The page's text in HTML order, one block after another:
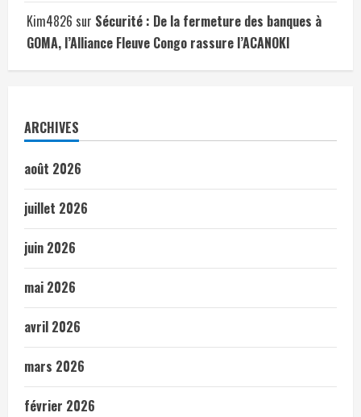
Kim4826 sur Sécurité : De la fermeture des banques à
GOMA, l’Alliance Fleuve Congo rassure l’ACANOKI
ARCHIVES
août 2026
juillet 2026
juin 2026
mai 2026
avril 2026
mars 2026
février 2026